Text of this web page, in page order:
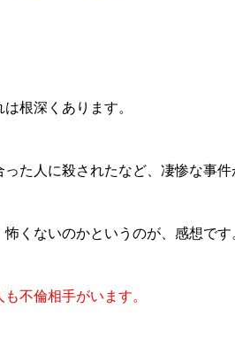
は根深くあります。
た人に殺されたなど、凄惨な事件
くないのかというのが、感想です
不倫相手がいます。